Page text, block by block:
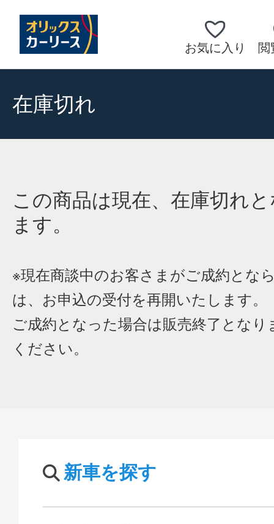
お気に入り 閲
在庫切れ
この商品は現在、在庫切れ
ます。
※現在商談中のお客さまがご成約とな
は、お申込の受付を再開いたします。
ご成約となった場合は販売終了となり
ください。
新車を探す